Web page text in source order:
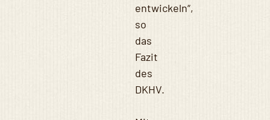
entwickeln“,
so
das
Fazit
des
DKHV.